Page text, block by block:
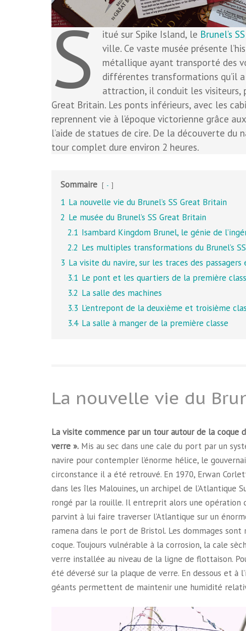
S itué sur Spike Island, le Brunel’s
ville. Ce vaste musée présente
métallique ayant transporté des
différentes transformations qu’il
attraction, il conduit les visiteurs,
Great Britain. Les ponts inférieurs, avec les
reprennent vie à l’époque victorienne grâce
l’aide de statues de cire. De la découverte du
tour complet dure environ 2 heures.
Sommaire -
1 La nouvelle vie du Brunel’s SS Great Britain
2 Le musée du Brunel’s SS Great Britain
2.1 Isambard Kingdom Brunel, le génie de
2.2 Les multiples transformations du Brunel’s
3 La visite du navire, sur les traces des passagers
3.1 Le pont et les quartiers de la première
3.2 La salle des machines
3.3 L’entrepont de la deuxième et troisième
3.4 La salle à manger de la première classe
La nouvelle vie du
La visite commence par un tour autour de la coque
verre ». Mis au sec dans une cale du port par un
navire pour contempler l’énorme hélice, le
circonstance il a été retrouvé. En 1970, Erwan
dans les îles Malouines, un archipel de l’Atlantique
rongé par la rouille. Il entreprit alors une opération
parvint à lui faire traverser l’Atlantique sur un
ramena dans le port de Bristol. Les dommages
coque. Toujours vulnérable à la corrosion, la cale
verre installée au niveau de la ligne de flottaison.
été déversé sur la plaque de verre. En dessous et à
géants permettent de maintenir une humidité